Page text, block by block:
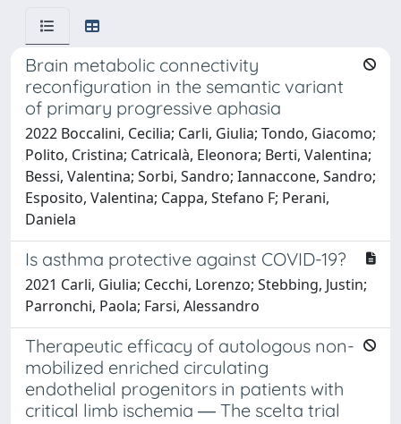
Brain metabolic connectivity
reconfiguration in the semantic variant
of primary progressive aphasia
2022 Boccalini, Cecilia; Carli, Giulia; Tondo, Giacomo;
Polito, Cristina; Catricalà, Eleonora; Berti, Valentina;
Bessi, Valentina; Sorbi, Sandro; Iannaccone, Sandro;
Esposito, Valentina; Cappa, Stefano F; Perani,
Daniela
Is asthma protective against COVID-19?
2021 Carli, Giulia; Cecchi, Lorenzo; Stebbing, Justin;
Parronchi, Paola; Farsi, Alessandro
Therapeutic efficacy of autologous non-
mobilized enriched circulating
endothelial progenitors in patients with
critical limb ischemia ― The scelta trial